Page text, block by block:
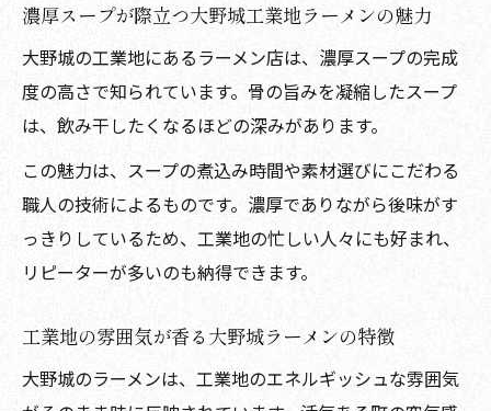
濃厚スープが際立つ大野城工業地ラーメンの魅力
大野城の工業地にあるラーメン店は、濃厚スープの完成
度の高さで知られています。骨の旨みを凝縮したスープ
は、飲み干したくなるほどの深みがあります。
この魅力は、スープの煮込み時間や素材選びにこだわる
職人の技術によるものです。濃厚でありながら後味がす
っきりしているため、工業地の忙しい人々にも好まれ、
リピーターが多いのも納得できます。
工業地の雰囲気が香る大野城ラーメンの特徴
大野城のラーメンは、工業地のエネルギッシュな雰囲気